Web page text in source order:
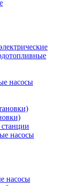
насосы
насосы
насосы